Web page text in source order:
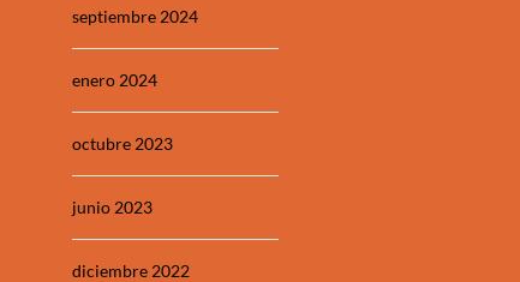
septiembre 2024
enero 2024
octubre 2023
junio 2023
diciembre 2022